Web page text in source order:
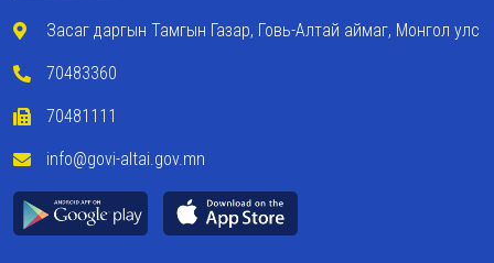
Засаг даргын Тамгын Газар, Говь-Алтай аймаг, Монгол улс
70483360
70481111
info@govi-altai.gov.mn